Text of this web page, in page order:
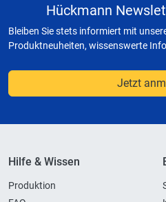
Hückmann
Bleiben Sie stets informiert mit
Produktneuheiten, wissenswerte
Jetzt
Hilfe & Wissen
Produktion